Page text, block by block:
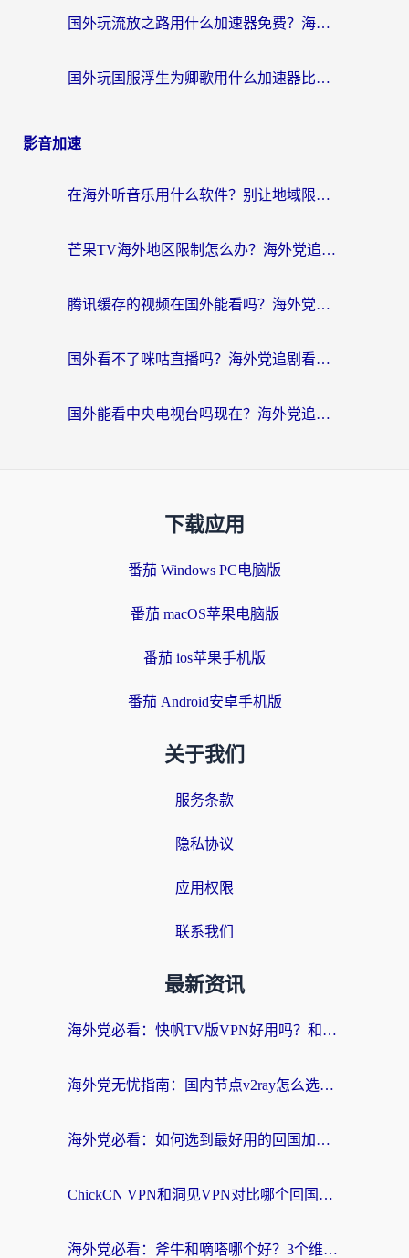
国外玩流放之路用什么加速器免费？海外党亲测有效的国服游戏加速指南
国外玩国服浮生为卿歌用什么加速器比较好？海外党亲测不踩坑指南
影音加速
在海外听音乐用什么软件？别让地域限制断了你的华语歌单
芒果TV海外地区限制怎么办？海外党追剧看片的实用加速器选择指南
腾讯缓存的视频在国外能看吗？海外党追剧看片的终极解决方案
国外看不了咪咕直播吗？海外党追剧看片的加速器选择指南
国外能看中央电视台吗现在？海外党追剧看央视的实用指南
下载应用
番茄 Windows PC电脑版
番茄 macOS苹果电脑版
番茄 ios苹果手机版
番茄 Android安卓手机版
关于我们
服务条款
隐私协议
应用权限
联系我们
最新资讯
海外党必看：快帆TV版VPN好用吗？和快游VPN对比哪个回国效果更好？附实用避坑指南
海外党无忧指南：国内节点v2ray怎么选？一键回国VPN+多场景实测帮你避坑
海外党必看：如何选到最好用的回国加速器？从节点到售后的全维度指南
ChickCN VPN和洞见VPN对比哪个回国效果更好？海外党亲测3款加速器+避坑指南
海外党必看：斧牛和嘀嗒哪个好？3个维度教你选对回国加速器